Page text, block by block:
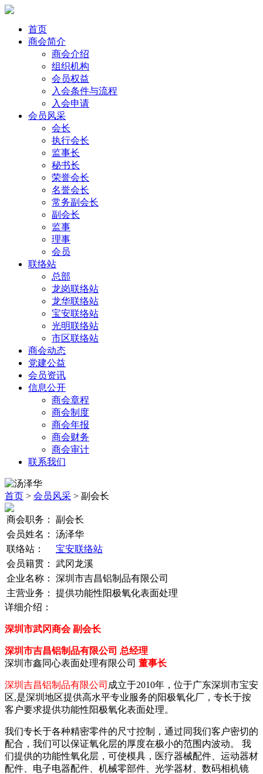
首页
商会简介
商会介绍
组织机构
会员权益
入会条件与流程
入会申请
会员风采
会长
执行会长
监事长
秘书长
荣誉会长
名誉会长
常务副会长
副会长
监事
理事
会员
联络站
总部
龙岗联络站
龙华联络站
宝安联络站
光明联络站
市区联络站
商会动态
党建公益
会员资讯
信息公开
商会章程
商会制度
商会年报
商会财务
商会审计
联系我们
首页 > 会员风采 > 副会长
商会职务：
副会长
会员姓名：
汤泽华
联络站：
宝安联络站
会员籍贯：
武冈龙溪
企业名称：
深圳市吉昌铝制品有限公司
主营业务：
提供功能性阳极氧化表面处理
详细介绍：
深圳市武冈商会 副会长
深圳市吉昌铝制品有限公司 总经理
深圳市鑫同心表面处理有限公司 董事长
深圳吉昌铝制品有限公司 成立于2010年，位于广东深圳市宝安
区,是深圳地区提供高水平专业服务的阳极氧化厂，专长于按
客户要求提供功能性阳极氧化表面处理。
我们专长于各种精密零件的尺寸控制，通过同我们客户密切的
配合，我们可以保证氧化层的厚度在极小的范围内波动。 我
们提供的功能性氧化层，可使模具，医疗器械配件、运动器材
配件、电子电器配件、机械零部件、光学器材、数码相机镜